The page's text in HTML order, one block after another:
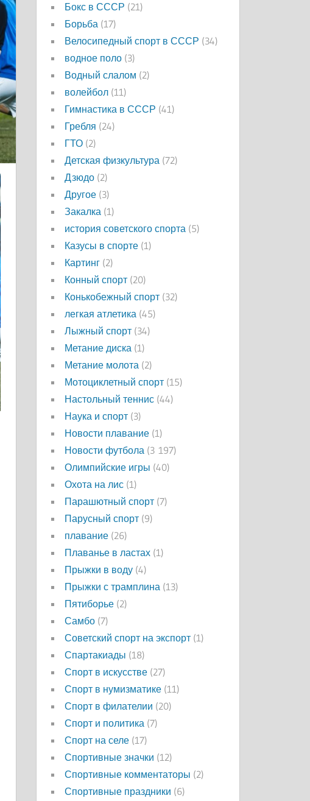
Бокс в СССР (21)
Борьба (17)
Велосипедный спорт в СССР (34)
водное поло (3)
Водный слалом (2)
волейбол (11)
Гимнастика в СССР (41)
Гребля (24)
ГТО (2)
Детская физкультура (72)
Дзюдо (2)
Другое (3)
Закалка (1)
история советского спорта (5)
Казусы в спорте (1)
Картинг (2)
Конный спорт (20)
Конькобежный спорт (32)
легкая атлетика (45)
Лыжный спорт (34)
Метание диска (1)
Метание молота (2)
Мотоциклетный спорт (15)
Настольный теннис (44)
Наука и спорт (3)
Новости плавание (1)
Новости футбола (3 197)
Олимпийские игры (40)
Охота на лис (1)
Парашютный спорт (7)
Парусный спорт (9)
плавание (26)
Плаванье в ластах (1)
Прыжки в воду (4)
Прыжки с трамплина (13)
Пятиборье (2)
Самбо (7)
Советский спорт на экспорт (1)
Спартакиады (18)
Спорт в искусстве (27)
Спорт в нумизматике (11)
Спорт в филателии (20)
Спорт и политика (7)
Спорт на селе (17)
Спортивные значки (12)
Спортивные комментаторы (2)
Спортивные праздники (6)